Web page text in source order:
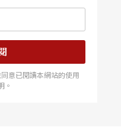
意已閱讀本網站的使用
。